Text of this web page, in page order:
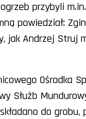
przybyli
powiedział:
jak Andrzej
Ośrodka
Służb
do